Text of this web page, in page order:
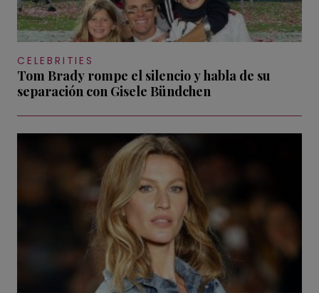
CELEBRITIES
Tom Brady rompe el silencio y habla de su
separación con Gisele Bündchen